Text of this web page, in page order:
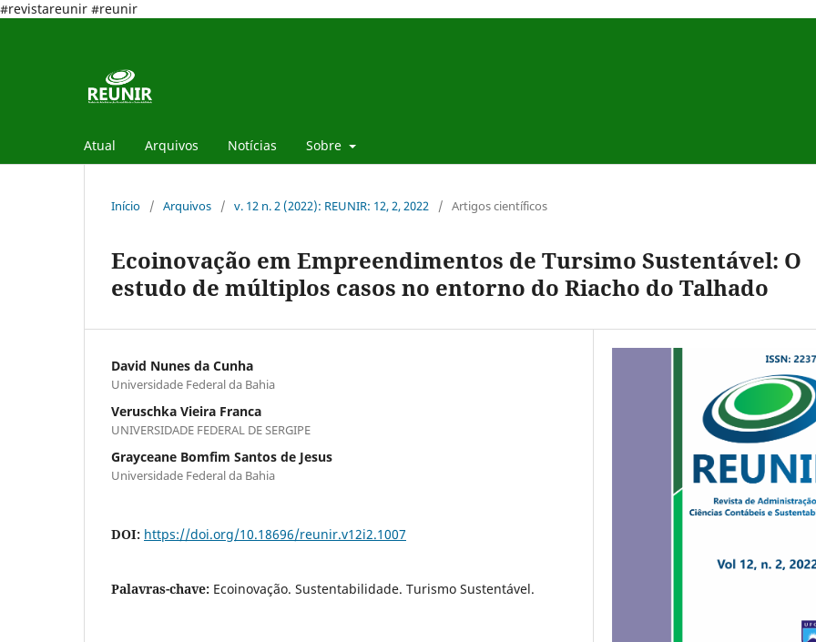
#revistareunir #reunir
Atual Arquivos Notícias Sobre
Início / Arquivos / v. 12 n. 2 (2022): REUNIR: 12, 2, 2022 / Artigos científicos
Ecoinovação em Empreendimentos de Tursimo Sustentável: O
estudo de múltiplos casos no entorno do Riacho do Talhado
David Nunes da Cunha
Universidade Federal da Bahia
Veruschka Vieira Franca
UNIVERSIDADE FEDERAL DE SERGIPE
Grayceane Bomfim Santos de Jesus
Universidade Federal da Bahia
DOI: https://doi.org/10.18696/reunir.v12i2.1007
Palavras-chave: Ecoinovação. Sustentabilidade. Turismo Sustentável.